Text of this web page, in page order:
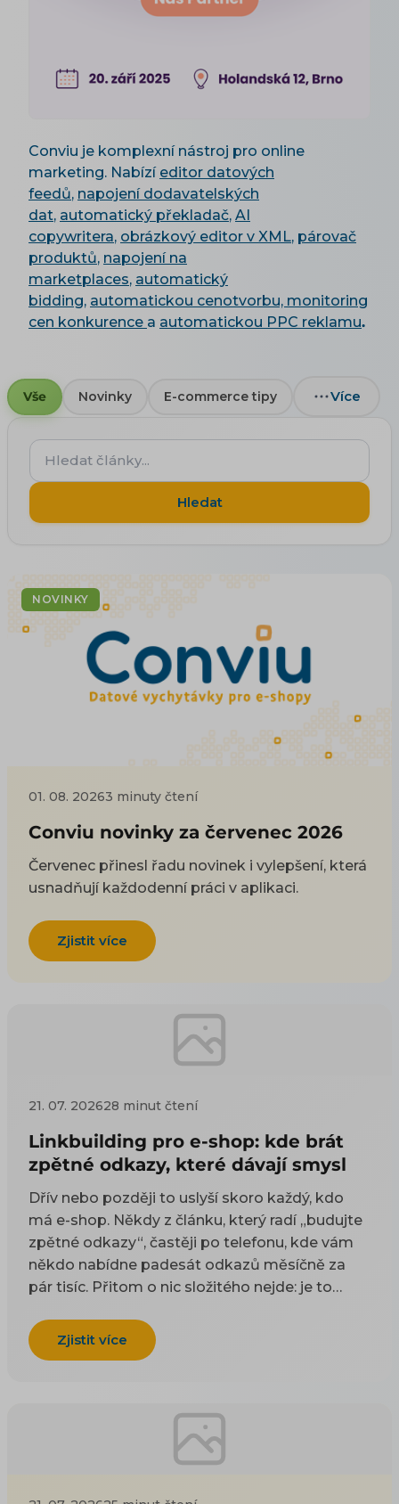
Conviu je komplexní nástroj pro online
marketing. Nabízí editor datových
feedů, napojení dodavatelských
dat, automatický překladač, AI
copywritera, obrázkový editor v XML, párovač
produktů, napojení na
marketplaces, automatický
bidding, automatickou cenotvorbu, monitoring
cen konkurence a automatickou PPC reklamu.
Vše Novinky E-commerce tipy Více
Hledat
články...
Hledat
NOVINKY
01. 08. 20263 minuty čtení
Conviu novinky za červenec 2026
Červenec přinesl řadu novinek i vylepšení, která
usnadňují každodenní práci v aplikaci.
Zjistit více
21. 07. 202628 minut čtení
Linkbuilding pro e-shop: kde brát
zpětné odkazy, které dávají smysl
Dřív nebo později to uslyší skoro každý, kdo
má e-shop. Někdy z článku, který radí „budujte
zpětné odkazy“, častěji po telefonu, kde vám
někdo nabídne padesát odkazů měsíčně za
pár tisíc. Přitom o nic složitého nejde: je to
odkazy odjakživa bere jako doporučení — čím
víc důvěryhodných webů na vás ukazuje, tím
si to začnete zjišťovat, najdete dva druhy rad a
ani jeden vám nepomůže. Návody psané pro
blogery poradí, ať napíšete skvělý článek, na
Zjistit více